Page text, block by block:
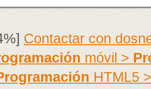
Contactar con
móvil >
HTML5